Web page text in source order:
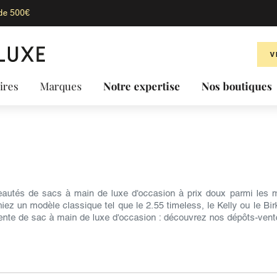
500€
Marques Notre expertise Nos boutiques
de sacs à main de luxe d'occasion à prix doux parmi les
un modèle classique tel que le 2.55 timeless, le Kelly ou le
de sac à main de luxe d'occasion : découvrez nos dépôts-